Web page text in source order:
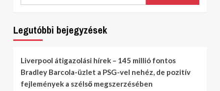
Legutóbbi bejegyzések
Liverpool átigazolási hírek – 145 millió fontos
Bradley Barcola-üzlet a PSG-vel nehéz, de pozitív
fejlemények a szélső megszerzésében